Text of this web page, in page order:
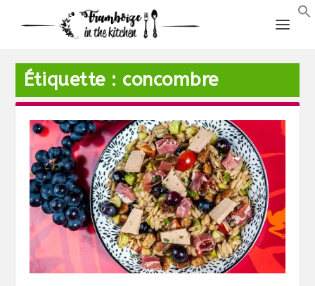
Étiquette : concombre